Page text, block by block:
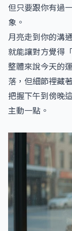
但只要跟你有過
象。
月亮走到你的溝
就能讓對方覺得
整體來說今天的
落，但細節裡藏
把握下午到傍晚
主動一點。